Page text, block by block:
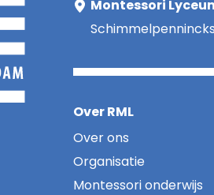
Montessori
Over RML
Over ons
Organisatie
Montessori onderwijs